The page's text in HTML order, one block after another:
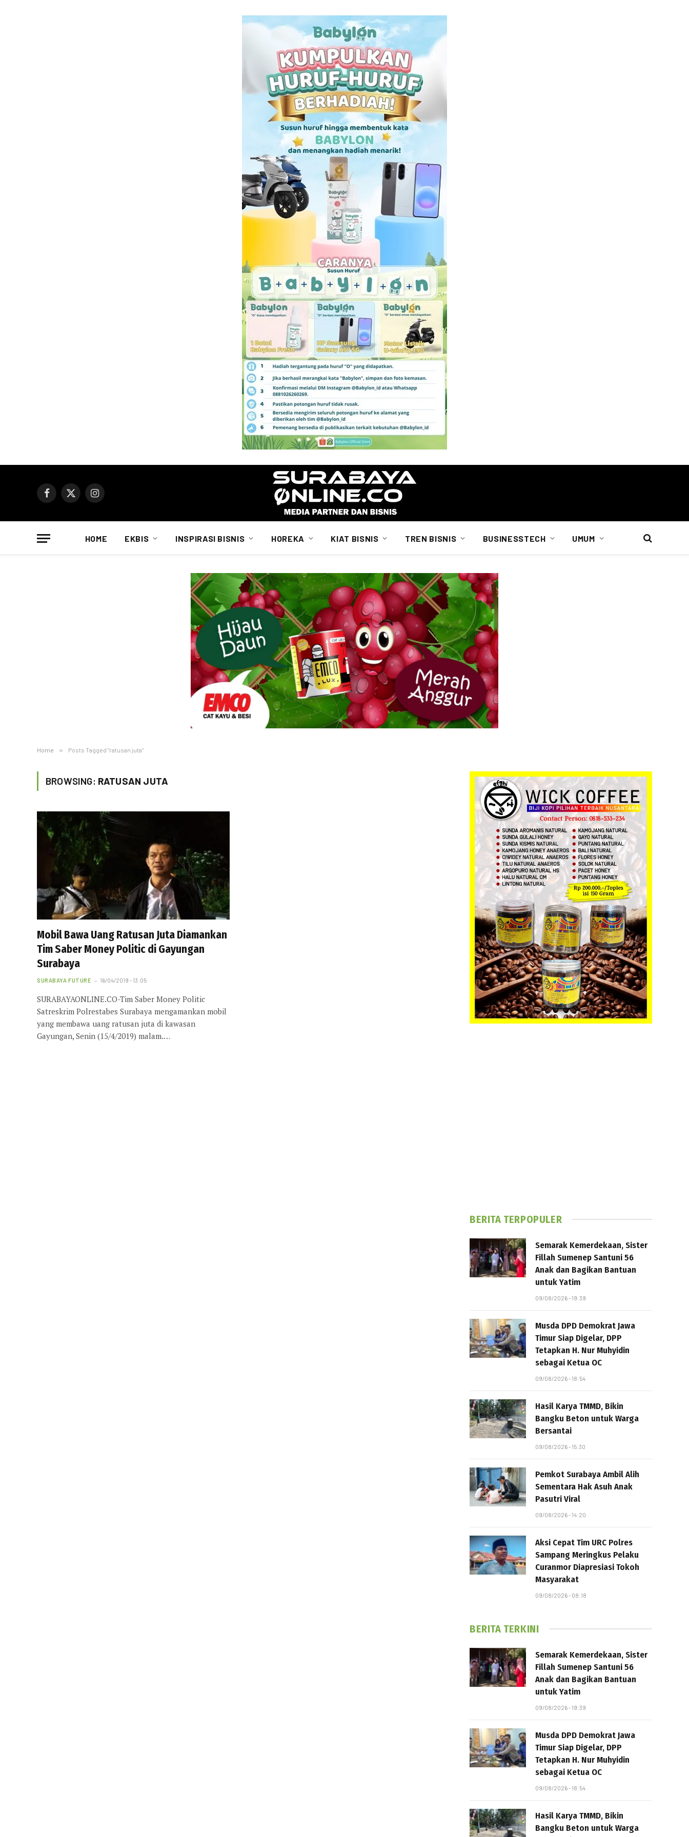
Facebook
X
Instagram
HOME EKBIS INSPIRASI BISNIS HOREKA KIAT BISNIS TREN BISNIS BUSINESSTECH UMUM
Home » Posts Tagged "ratusan juta"
BROWSING: RATUSAN JUTA
Mobil Bawa Uang Ratusan Juta Diamankan
Tim Saber Money Politic di Gayungan
Surabaya
SURABAYA FUTURE 16/04/2019 - 13:05
SURABAYAONLINE.CO-Tim Saber Money Politic
Satreskrim Polrestabes Surabaya mengamankan mobil
yang membawa uang ratusan juta di kawasan
Gayungan, Senin (15/4/2019) malam.…
BERITA TERPOPULER
Semarak Kemerdekaan, Sister
Fillah Sumenep Santuni 56
Anak dan Bagikan Bantuan
untuk Yatim
09/08/2026 - 19:39
Musda DPD Demokrat Jawa
Timur Siap Digelar, DPP
Tetapkan H. Nur Muhyidin
sebagai Ketua OC
09/08/2026 - 18:54
Hasil Karya TMMD, Bikin
Bangku Beton untuk Warga
Bersantai
09/08/2026 - 15:30
Pemkot Surabaya Ambil Alih
Sementara Hak Asuh Anak
Pasutri Viral
09/08/2026 - 14:20
Aksi Cepat Tim URC Polres
Sampang Meringkus Pelaku
Curanmor Diapresiasi Tokoh
Masyarakat
09/08/2026 - 08:18
BERITA TERKINI
Semarak Kemerdekaan, Sister
Fillah Sumenep Santuni 56
Anak dan Bagikan Bantuan
untuk Yatim
09/08/2026 - 19:39
Musda DPD Demokrat Jawa
Timur Siap Digelar, DPP
Tetapkan H. Nur Muhyidin
sebagai Ketua OC
09/08/2026 - 18:54
Hasil Karya TMMD, Bikin
Bangku Beton untuk Warga